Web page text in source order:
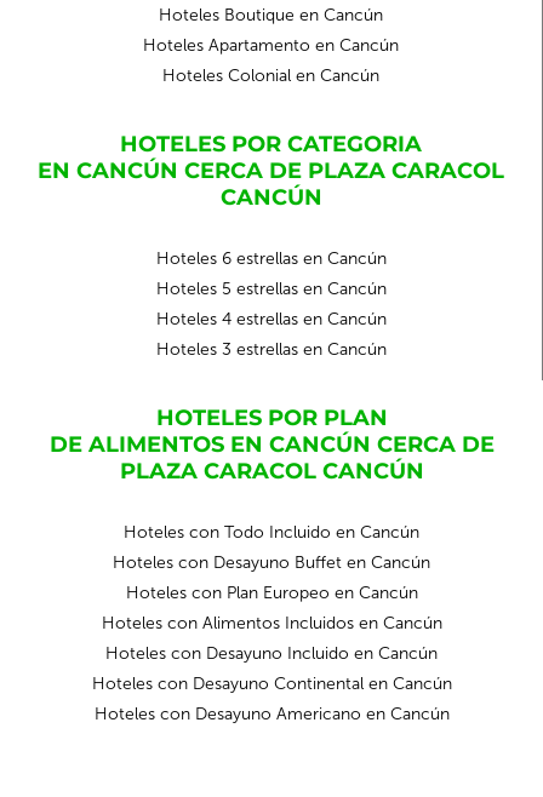
Hoteles Boutique en Cancún
Hoteles Apartamento en Cancún
Hoteles Colonial en Cancún
HOTELES POR CATEGORIA
EN CANCÚN CERCA DE PLAZA CARACOL
CANCÚN
Hoteles 6 estrellas en Cancún
Hoteles 5 estrellas en Cancún
Hoteles 4 estrellas en Cancún
Hoteles 3 estrellas en Cancún
HOTELES POR PLAN
DE ALIMENTOS EN CANCÚN CERCA DE
PLAZA CARACOL CANCÚN
Hoteles con Todo Incluido en Cancún
Hoteles con Desayuno Buffet en Cancún
Hoteles con Plan Europeo en Cancún
Hoteles con Alimentos Incluidos en Cancún
Hoteles con Desayuno Incluido en Cancún
Hoteles con Desayuno Continental en Cancún
Hoteles con Desayuno Americano en Cancún